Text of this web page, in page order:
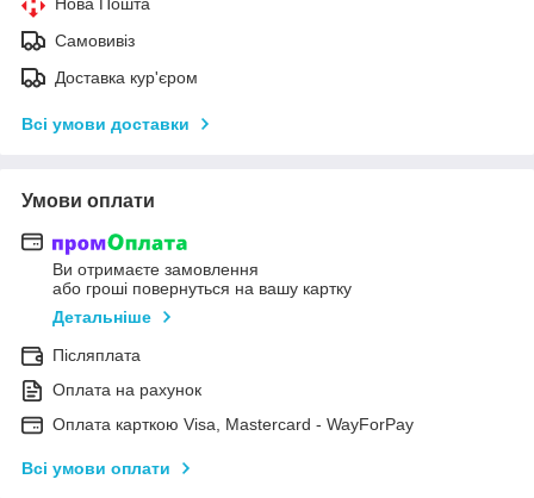
Самовивіз
Доставка кур'єром
Всі умови доставки
Умови оплати
Ви отримаєте замовлення
або гроші повернуться на вашу картку
Детальніше
Післяплата
Оплата на рахунок
Оплата карткою Visa, Mastercard - WayForPay
Всі умови оплати